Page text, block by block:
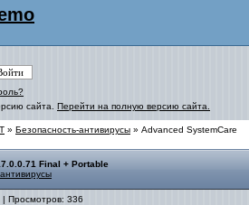
сайта. Перейти на полную версию сайта.
» Безопасность-антивирусы » Advanced SystemCare
Final + Portable
Просмотров: 336